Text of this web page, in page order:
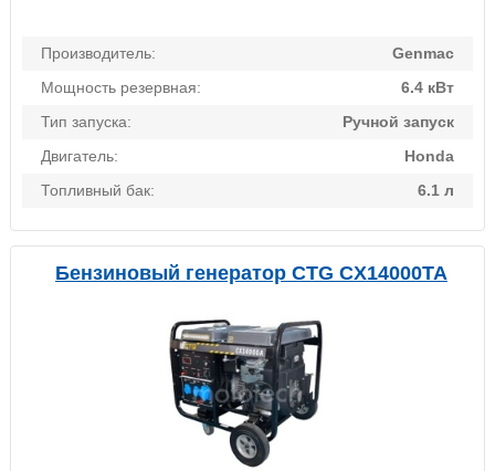
Производитель:
Genmac
Мощность резервная:
6.4 кВт
Тип запуска:
Ручной запуск
Двигатель:
Honda
Топливный бак:
6.1 л
Бензиновый генератор CTG CX14000TA